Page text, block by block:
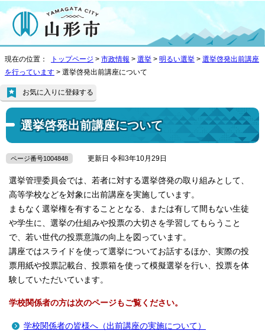
現在の位置： トップページ > 市政情報 > 選挙 > 明るい選挙 > 選挙啓発出前講座
を行っています > 選挙啓発出前講座について
選挙啓発出前講座について
お気に入りに登録する
ページ番号1004848 更新日 令和3年10月29日
選挙管理委員会では、若者に対する選挙啓発の取り組みとして、
高等学校などを対象に出前講座を実施しています。
まもなく選挙権を有することとなる、または有して間もない生徒
や学生に、選挙の仕組みや投票の大切さを学習してもらうこと
で、若い世代の投票意識の向上を図っています。
講座ではスライドを使って選挙についてお話するほか、実際の投
票用紙や投票記載台、投票箱を使って模擬選挙を行い、投票を体
験していただいています。
学校関係者の方は次のページもご覧ください。
学校関係者の皆様へ（出前講座の実施について）